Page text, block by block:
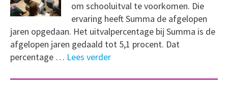
om schooluitval te voorkomen. Die
ervaring heeft Summa de afgelopen
jaren opgedaan. Het uitvalpercentage bij Summa is de
afgelopen jaren gedaald tot 5,1 procent. Dat
percentage … Lees verder